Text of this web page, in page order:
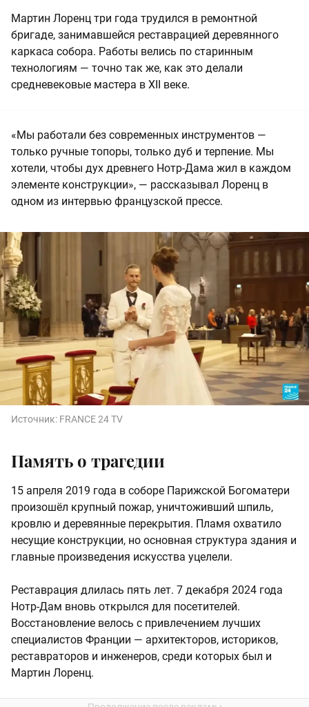
Мартин Лоренц три года трудился в ремонтной
бригаде, занимавшейся реставрацией деревянного
каркаса собора. Работы велись по старинным
технологиям — точно так же, как это делали
средневековые мастера в XII веке.
«Мы работали без современных инструментов —
только ручные топоры, только дуб и терпение. Мы
хотели, чтобы дух древнего Нотр-Дама жил в каждом
элементе конструкции», — рассказывал Лоренц в
одном из интервью французской прессе.
Источник: FRANCE 24 TV
Память о трагедии
15 апреля 2019 года в соборе Парижской Богоматери
произошёл крупный пожар, уничтоживший шпиль,
кровлю и деревянные перекрытия. Пламя охватило
несущие конструкции, но основная структура здания и
главные произведения искусства уцелели.
Реставрация длилась пять лет. 7 декабря 2024 года
Нотр-Дам вновь открылся для посетителей.
Восстановление велось с привлечением лучших
специалистов Франции — архитекторов, историков,
реставраторов и инженеров, среди которых был и
Мартин Лоренц.